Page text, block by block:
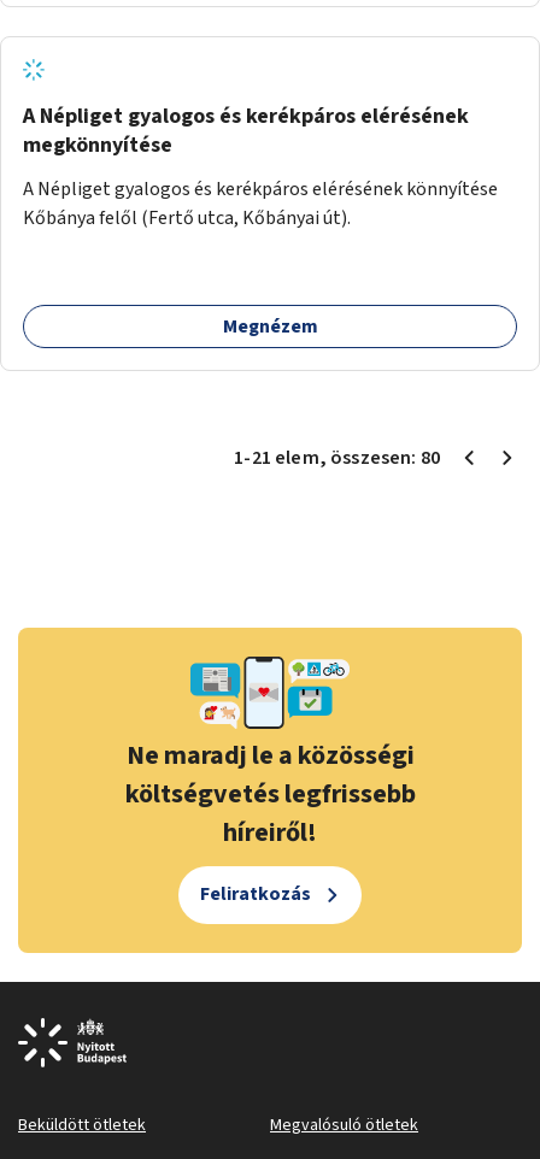
A Népliget gyalogos és kerékpáros elérésének
megkönnyítése
A Népliget gyalogos és kerékpáros elérésének könnyítése
Kőbánya felől (Fertő utca, Kőbányai út).
Megnézem
1-21 elem, összesen: 80
Ne maradj le a közösségi
költségvetés legfrissebb
híreiről!
Feliratkozás
Beküldött ötletek Megvalósuló ötletek